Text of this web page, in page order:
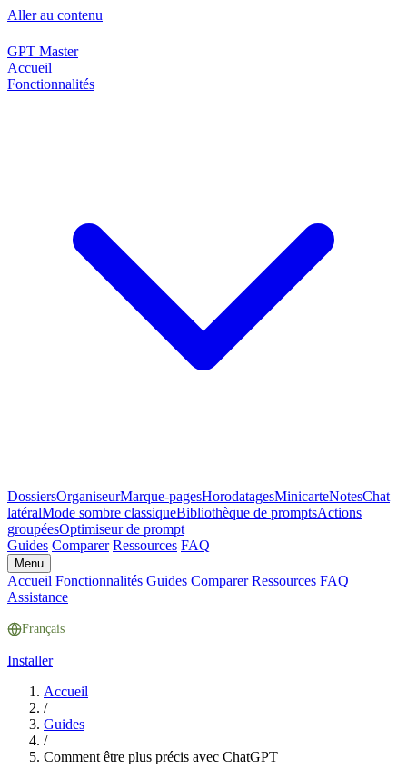
Aller au contenu
GPT Master
Accueil
Fonctionnalités
DossiersOrganiseurMarque-pagesHorodatagesMinicarteNotesChat
latéralMode sombre classiqueBibliothèque de promptsActions
groupéesOptimiseur de prompt
Guides Comparer Ressources FAQ
Menu
Accueil Fonctionnalités Guides Comparer Ressources FAQ
Assistance
Français
Installer
Accueil
/
Guides
/
Comment être plus précis avec ChatGPT